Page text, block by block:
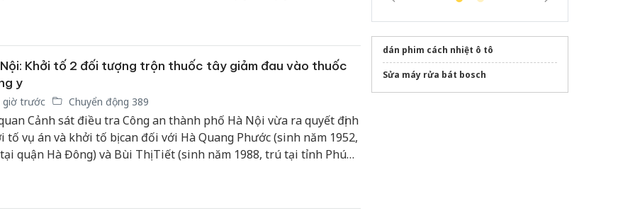
Khởi tố 2 đối tượng trộn thuốc tây giảm đau vào thuốc
y
giờ trước Chuyển động 389
Cảnh sát điều tra Công an thành phố Hà Nội vừa ra quyết định
tố vụ án và khởi tố bị can đối với Hà Quang Phước (sinh năm 1952,
quận Hà Đông) và Bùi Thị Tiết (sinh năm 1988, trú tại tỉnh Phú
dán phim cách nhiệt ô tô
Sửa máy rửa bát bosch